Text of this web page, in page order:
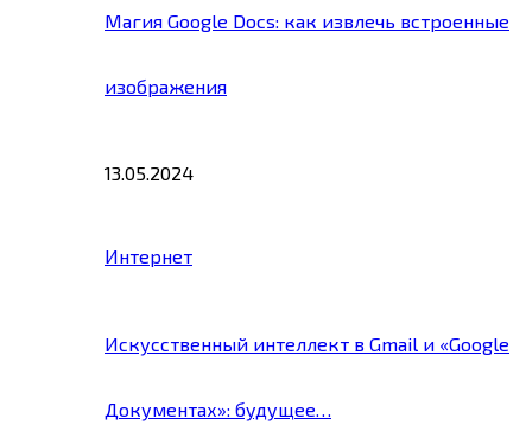
Магия Google Docs: как извлечь встроенные
изображения
13.05.2024
Интернет
Искусственный интеллект в Gmail и «Google
Документах»: будущее…